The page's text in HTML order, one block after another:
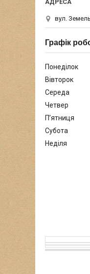
вул.
Графік
Понеділок
Вівторок
Середа
Четвер
Пʼятниця
Субота
Неділя